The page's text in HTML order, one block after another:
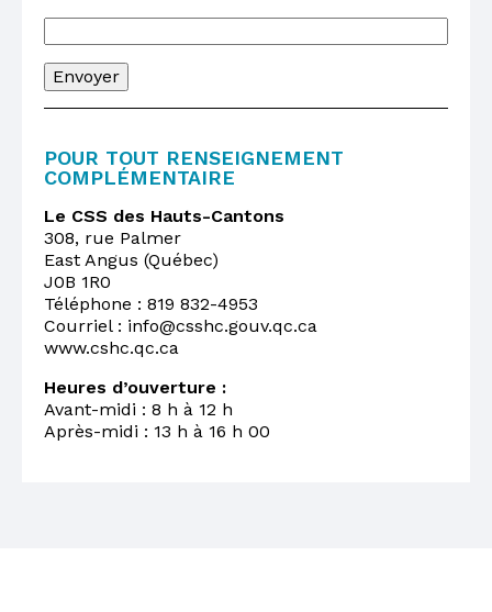
Envoyer
POUR TOUT RENSEIGNEMENT
COMPLÉMENTAIRE
Le CSS des Hauts-Cantons
308, rue Palmer
East Angus (Québec)
J0B 1R0
Téléphone : 819 832-4953
Courriel : info@csshc.gouv.qc.ca
www.cshc.qc.ca
Heures d’ouverture :
Avant-midi : 8 h à 12 h
Après-midi : 13 h à 16 h 00